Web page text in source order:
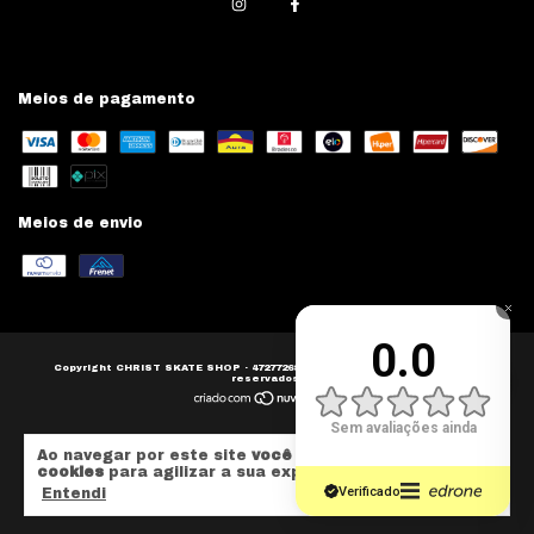
Ao navegar por este site você aceita o uso de
cookies para agilizar a sua experiência de compra.
Entendi
Meios de pagamento
Meios de envio
Copyright CHRIST SKATE SHOP - 47277268000139 - 2026. Todos os direitos
reservados.